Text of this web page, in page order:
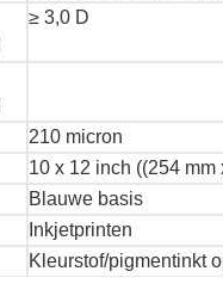
≥ 3,0 D
210 micron
10 x 12 inch ((254 mm
Blauwe basis
Inkjetprinten
Kleurstof/pigmentinkt